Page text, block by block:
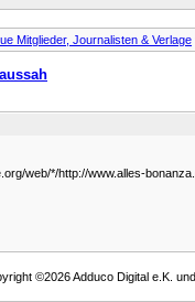
Mitglieder, Journalisten & Verlage
web/*/http://www.alles-
©2026 Adduco Digital e.K.